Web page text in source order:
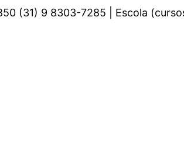
(31) 9 8303-7285 | Escola